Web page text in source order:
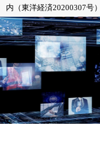
内（東洋経済20200307号）